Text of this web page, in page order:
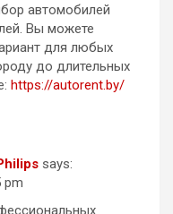
автомобилей
Вы можете
для любых
до длительных
https://autorent.by/
says:
pm